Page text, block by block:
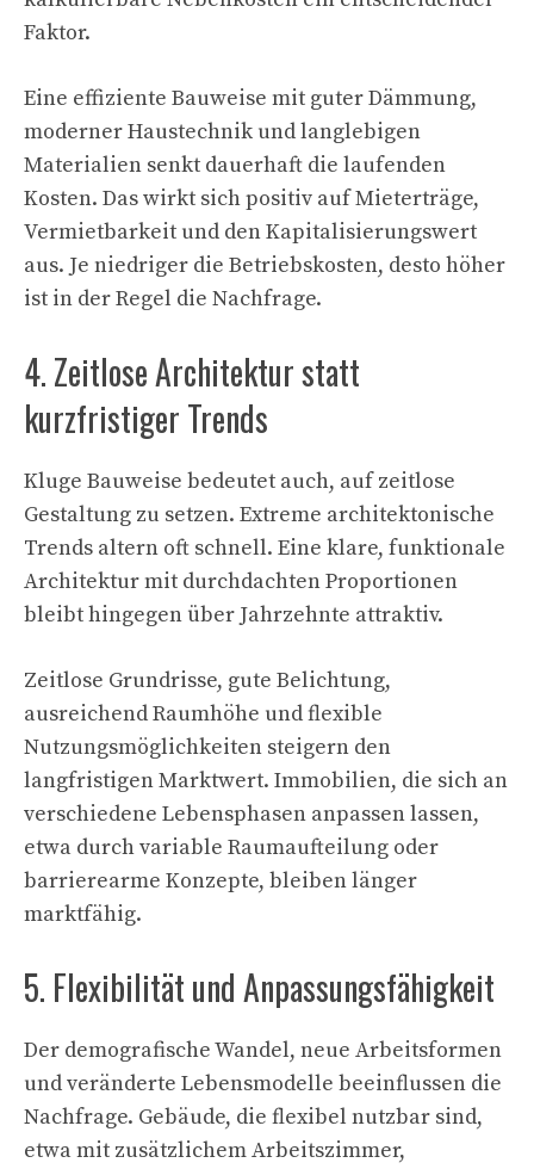
Faktor.
Eine effiziente Bauweise mit guter Dämmung,
moderner Haustechnik und langlebigen
Materialien senkt dauerhaft die laufenden
Kosten. Das wirkt sich positiv auf Mieterträge,
Vermietbarkeit und den Kapitalisierungswert
aus. Je niedriger die Betriebskosten, desto höher
ist in der Regel die Nachfrage.
4. Zeitlose Architektur statt
kurzfristiger Trends
Kluge Bauweise bedeutet auch, auf zeitlose
Gestaltung zu setzen. Extreme architektonische
Trends altern oft schnell. Eine klare, funktionale
Architektur mit durchdachten Proportionen
bleibt hingegen über Jahrzehnte attraktiv.
Zeitlose Grundrisse, gute Belichtung,
ausreichend Raumhöhe und flexible
Nutzungsmöglichkeiten steigern den
langfristigen Marktwert. Immobilien, die sich an
verschiedene Lebensphasen anpassen lassen,
etwa durch variable Raumaufteilung oder
barrierearme Konzepte, bleiben länger
marktfähig.
5. Flexibilität und Anpassungsfähigkeit
Der demografische Wandel, neue Arbeitsformen
und veränderte Lebensmodelle beeinflussen die
Nachfrage. Gebäude, die flexibel nutzbar sind,
etwa mit zusätzlichem Arbeitszimmer,